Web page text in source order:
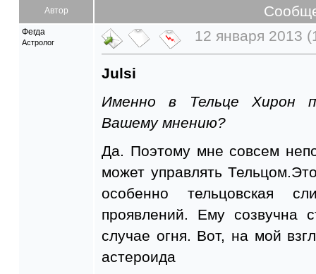
Автор
Фегда
Астролог 12 января 2013
Julsi
Именно в Тельце Хирон
Вашему мнению?
Да. Поэтому мне совсем
может управлять
особенно тельцовская
проявлений. Ему созвучна
случае огня. Вот, на мой
астероида